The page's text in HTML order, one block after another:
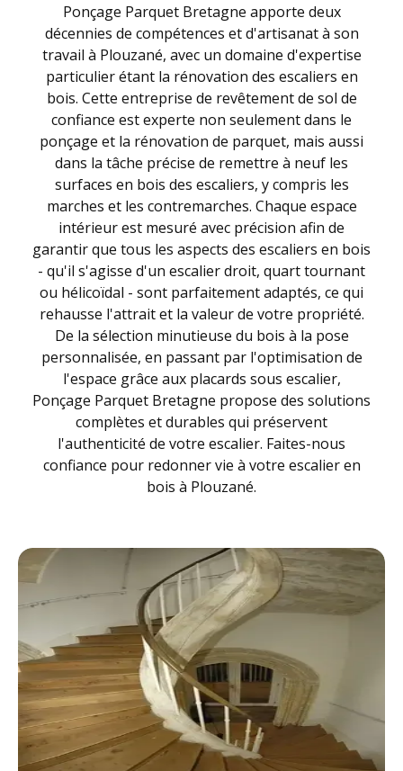
Ponçage Parquet Bretagne apporte deux
décennies de compétences et d'artisanat à son
travail à Plouzané, avec un domaine d'expertise
particulier étant la rénovation des escaliers en
bois. Cette entreprise de revêtement de sol de
confiance est experte non seulement dans le
ponçage et la rénovation de parquet, mais aussi
dans la tâche précise de remettre à neuf les
surfaces en bois des escaliers, y compris les
marches et les contremarches. Chaque espace
intérieur est mesuré avec précision afin de
garantir que tous les aspects des escaliers en bois
- qu'il s'agisse d'un escalier droit, quart tournant
ou hélicoïdal - sont parfaitement adaptés, ce qui
rehausse l'attrait et la valeur de votre propriété.
De la sélection minutieuse du bois à la pose
personnalisée, en passant par l'optimisation de
l'espace grâce aux placards sous escalier,
Ponçage Parquet Bretagne propose des solutions
complètes et durables qui préservent
l'authenticité de votre escalier. Faites-nous
confiance pour redonner vie à votre escalier en
bois à Plouzané.